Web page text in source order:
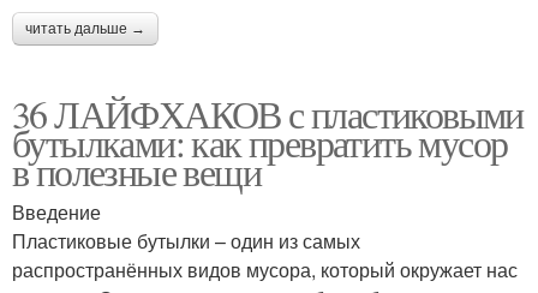
читать дальше →
36 ЛАЙФХАКОВ с пластиковыми
бутылками: как превратить мусор
в полезные вещи
Введение
Пластиковые бутылки – один из самых
распространённых видов мусора, который окружает нас